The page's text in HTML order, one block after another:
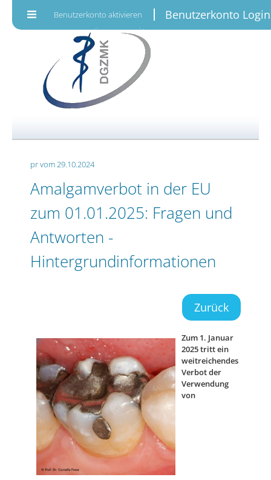
Benutzerkonto aktivieren Benutzerkonto Login
pr vom 29.10.2024
Amalgamverbot in der EU
zum 01.01.2025: Fragen und
Antworten -
Hintergrundinformationen
Zurück
Zum 1. Januar
2025 tritt ein
weitreichendes
Verbot der
Verwendung
von